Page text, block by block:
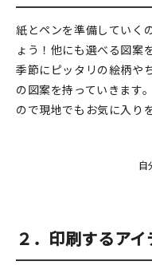
お買い物ガイド
よくある質問
紙とペンを準備していく
ょう！他にも選べる図案
季節にピッタリの絵柄や
の図案を持っていきます
ので現地でもお気に入り
自
２．印刷するア